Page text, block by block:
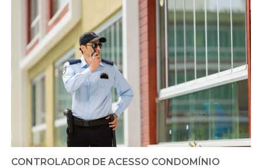
CONTROLADOR DE ACESSO CONDOMÍNIO